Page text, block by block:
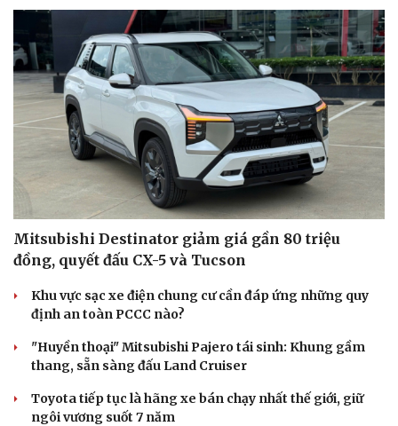
Cải chính
Mitsubishi Destinator giảm giá gần 80 triệu
đồng, quyết đấu CX-5 và Tucson
Khu vực sạc xe điện chung cư cần đáp ứng những quy
định an toàn PCCC nào?
"Huyền thoại" Mitsubishi Pajero tái sinh: Khung gầm
thang, sẵn sàng đấu Land Cruiser
Toyota tiếp tục là hãng xe bán chạy nhất thế giới, giữ
ngôi vương suốt 7 năm